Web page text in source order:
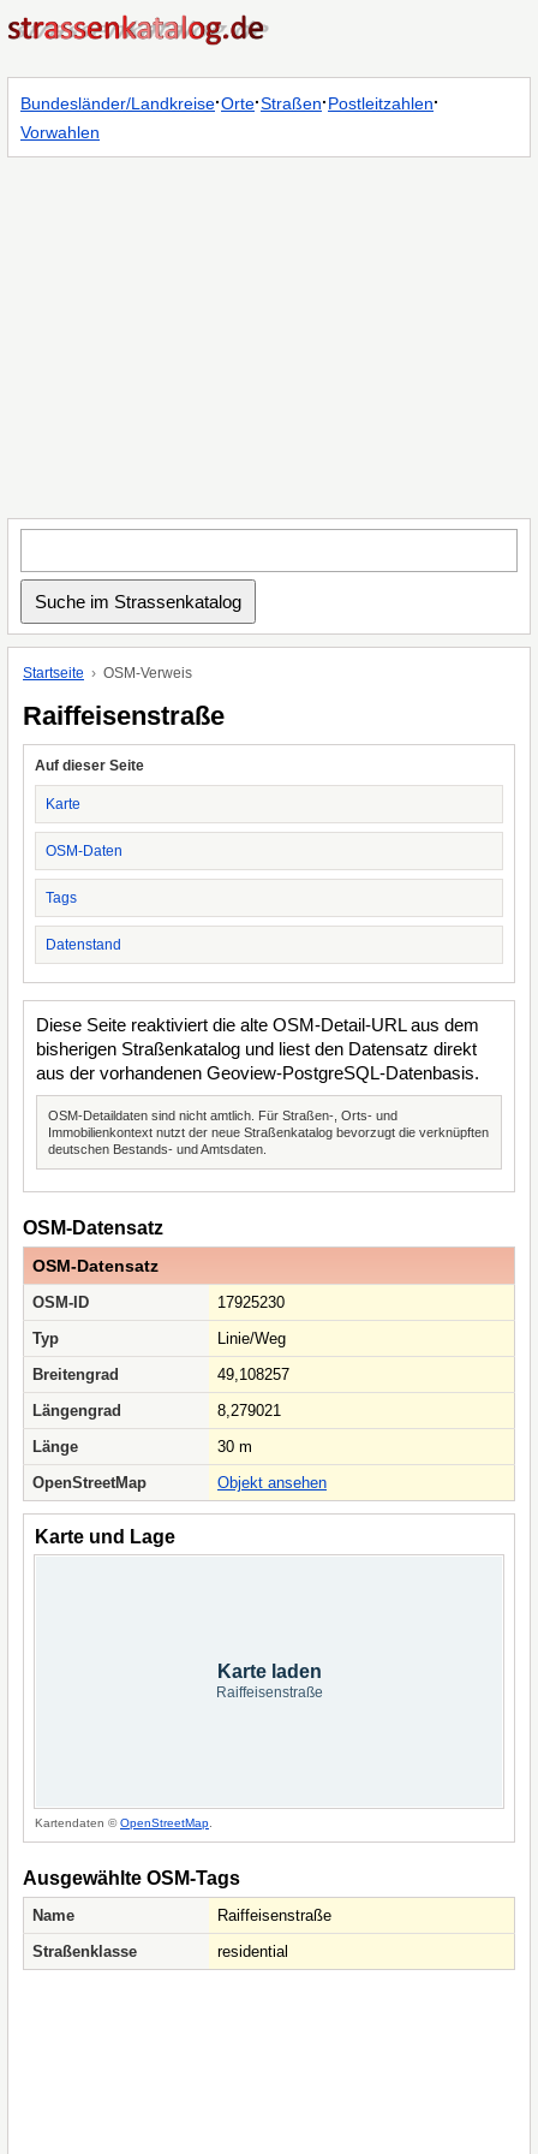
Bundesländer/Landkreise·Orte·Straßen·Postleitzahlen·
Vorwahlen
Startseite OSM-Verweis
Raiffeisenstraße
Auf dieser Seite
Karte
OSM-Daten
Tags
Datenstand
Diese Seite reaktiviert die alte OSM-Detail-URL aus dem
bisherigen Straßenkatalog und liest den Datensatz direkt
aus der vorhandenen Geoview-PostgreSQL-Datenbasis.
OSM-Detaildaten sind nicht amtlich. Für Straßen-, Orts- und
Immobilienkontext nutzt der neue Straßenkatalog bevorzugt die verknüpften
deutschen Bestands- und Amtsdaten.
OSM-Datensatz
OSM-Datensatz
OSM-ID
17925230
Typ
Linie/Weg
Breitengrad
49,108257
Längengrad
8,279021
Länge
30 m
OpenStreetMap
Objekt ansehen
Karte und Lage
Karte laden
Raiffeisenstraße
Kartendaten ©OpenStreetMap
Ausgewählte OSM-Tags
Name
Raiffeisenstraße
Straßenklasse
residential